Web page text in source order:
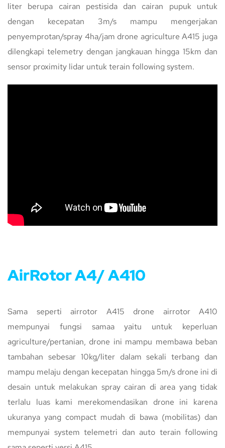
liter berupa cairan pestisida dan cairan pupuk untuk
dengan kecepatan 3m/s mampu mengerjakan
penyemprotan/spray 4ha/jam drone agriculture A415 juga
dilengkapi telemetry dengan jangkauan hingga 15km dan
sensor proximity lidar untuk terain following system.
AirRotor A4/ A410
Sama seperti airrotor A415 drone airrotor A410
mempunyai fungsi samaa yaitu untuk keperluan
agriculture/pertanian, drone ini mampu membawa beban
tambahan sebesar 10kg/liter dalam sekali terbang dan
mampu melaju dengan kecepatan hingga 5m/s drone ini di
desain untuk melakukan spray cairan di area yang tidak
terlalu luas kami merekomendasikan drone ini karena
ukuranya yang compact mudah di bawa (mobilitas) dan
mempunyai system telemetri dan auto terain following